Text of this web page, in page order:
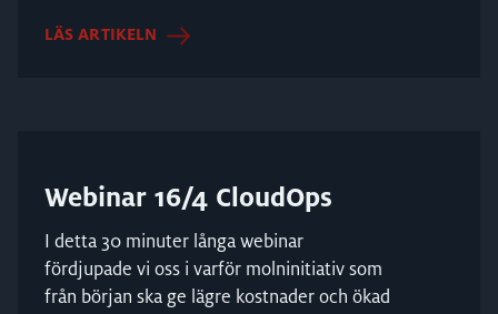
LÄS ARTIKELN
Webinar 16/4 CloudOps
I detta 30 minuter långa webinar
fördjupade vi oss i varför molninitiativ som
från början ska ge lägre kostnader och ökad